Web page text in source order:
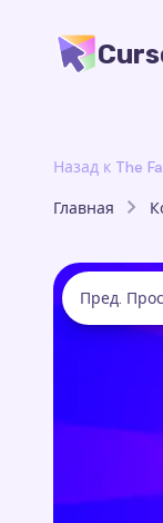
Назад к The
Главная
Пред.